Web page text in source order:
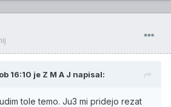
16:10 je Z M A J napisal:
tole temo. Ju3 mi pridejo rezat